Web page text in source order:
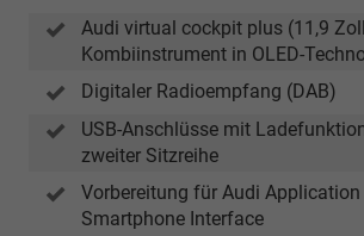
Audi virtual cockpit plus (11,9
Kombiinstrument in OLED-
Digitaler Radioempfang (DAB)
USB-Anschlüsse mit
zweiter Sitzreihe
Vorbereitung für Audi Application
Smartphone Interface